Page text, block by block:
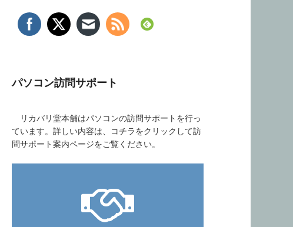
パソコン訪問サポート
リカバリ堂本舗はパソコンの訪問サポートを行っ
ています。詳しい内容は、コチラをクリックして訪
問サポート案内ページをご覧ください。